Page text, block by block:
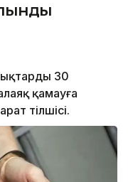
30
қамауға
тілшісі.